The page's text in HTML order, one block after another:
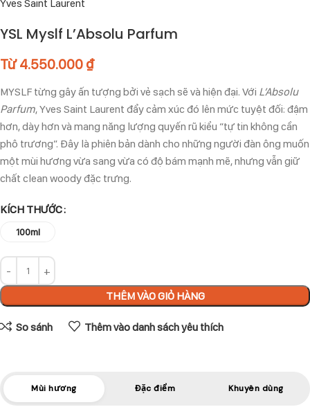
Yves Saint Laurent
YSL Myslf L’Absolu Parfum
Từ4.550.000 ₫
MYSLF từng gây ấn tượng bởi vẻ sạch sẽ và hiện đại. Với L’Absolu
Parfum, Yves Saint Laurent đẩy cảm xúc đó lên mức tuyệt đối: đậm
hơn, dày hơn và mang năng lượng quyến rũ kiểu “tự tin không cần
phô trương”. Đây là phiên bản dành cho những người đàn ông muốn
một mùi hương vừa sang vừa có độ bám mạnh mẽ, nhưng vẫn giữ
chất clean woody đặc trưng.
KÍCH THƯỚC
100ml
THÊM VÀO GIỎ HÀNG
So sánh Thêm vào danh sách yêu thích
Mùi hương Đặc điểm Khuyên dùng